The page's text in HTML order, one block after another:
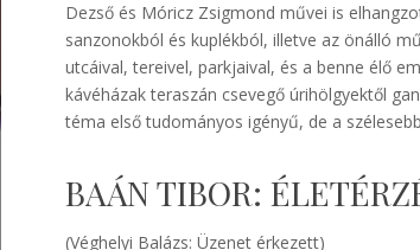
Dezső és Móricz Zsigmond művei is
sanzonokból és kuplékból, illetve az önálló
utcáival, tereivel, parkjaival, és a benne élő
kávéházak teraszán csevegő úrihölgyektől
téma első tudományos igényű, de a
BAÁN TIBOR:
(Véghelyi Balázs: Üzenet érkezett)